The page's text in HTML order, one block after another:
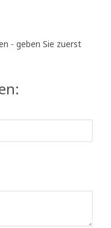
- geben Sie zuerst